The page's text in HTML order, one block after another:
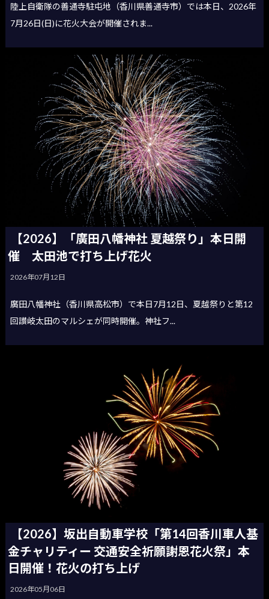
陸上自衛隊の善通寺駐屯地（香川県善通寺市）では本日、2026年
7月26日(日)に花火大会が開催されま...
【2026】「廣田八幡神社 夏越祭り」本日開
催 太田池で打ち上げ花火
2026年07月12日
廣田八幡神社（香川県高松市）で本日7月12日、夏越祭りと第12
回讃岐太田のマルシェが同時開催。神社フ...
【2026】坂出自動車学校「第14回香川車人基
金チャリティー 交通安全祈願謝恩花火祭」本
日開催！花火の打ち上げ
2026年05月06日